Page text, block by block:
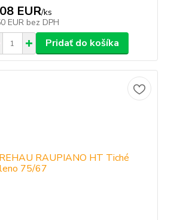
EUR/ks
EUR bez DPH
Pridať do košíka